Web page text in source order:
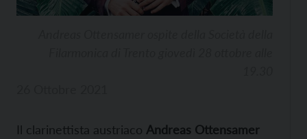
Il clarinettista austriaco Andreas Ottensamer